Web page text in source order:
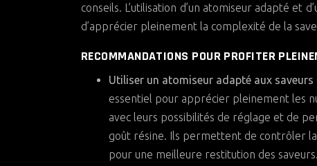
conseils. L’utilisation d’un atomiseur adapté
d’apprécier pleinement la complexité de la
RECOMMANDATIONS POUR PROFITER
Utiliser un atomiseur adapté aux saveurs
essentiel pour apprécier pleinement les
avec leurs possibilités de réglage et de
goût résine. Ils permettent de contrôler
pour une meilleure restitution des saveurs.